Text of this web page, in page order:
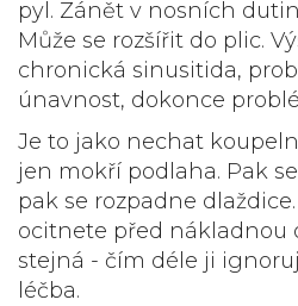
pyl. Zánět v nosních
Může se rozšířit do plic.
chronická sinusitida,
únavnost, dokonce
Je to jako nechat
jen mokří podlaha. Pak
pak se rozpadne
ocitnete před nákladnou
stejná - čím déle ji
léčba.